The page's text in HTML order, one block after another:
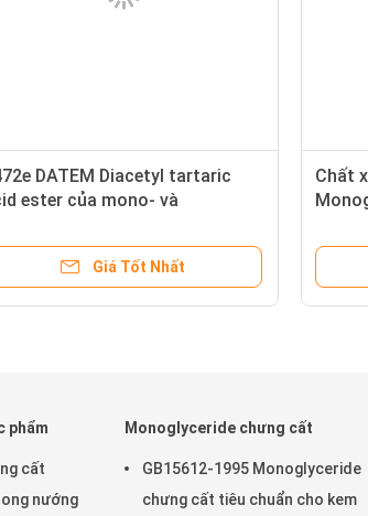
DMG GMS Bakery Nguyên liệu
Giá Tốt Nhất
99%
phẩm
cất
nướng
Monoglyceride chưng cất
GB15612-1995 Monoglyceride
chưng cất tiêu chuẩn cho kem